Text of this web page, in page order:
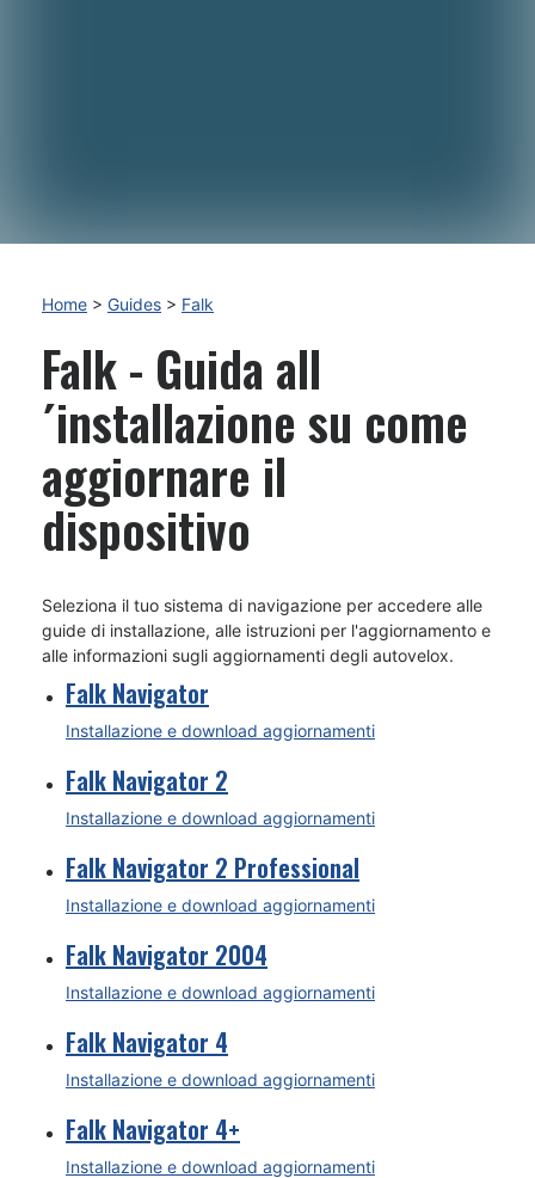
Home > Guides > Falk
Falk - Guida all
´installazione su come
aggiornare il
dispositivo
Seleziona il tuo sistema di navigazione per accedere alle
guide di installazione, alle istruzioni per l'aggiornamento e
alle informazioni sugli aggiornamenti degli autovelox.
Falk Navigator
Installazione e download aggiornamenti
Falk Navigator 2
Installazione e download aggiornamenti
Falk Navigator 2 Professional
Installazione e download aggiornamenti
Falk Navigator 2004
Installazione e download aggiornamenti
Falk Navigator 4
Installazione e download aggiornamenti
Falk Navigator 4+
Installazione e download aggiornamenti